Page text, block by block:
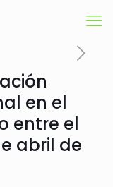
en el
entre el
abril de